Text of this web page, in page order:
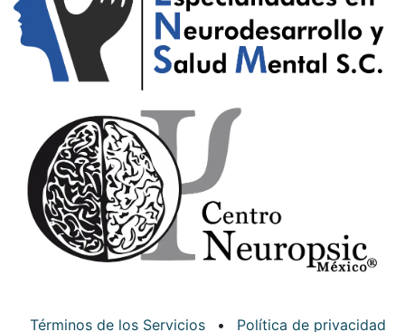
Términos de los Servicios • Política de privacidad